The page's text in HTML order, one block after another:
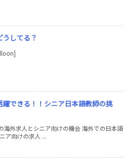
してる？
躍できる！！シニア日本語教師の挑
海外求人とシニア向けの機会 海外での日本語
ア向けの求人 ...